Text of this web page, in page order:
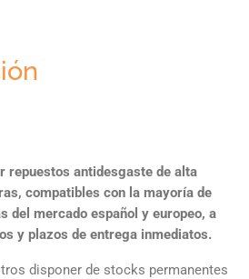
repuestos antidesgaste de alta
compatibles con la mayoría de
del mercado español y europeo, a
y plazos de entrega inmediatos.
disponer de stocks permanentes